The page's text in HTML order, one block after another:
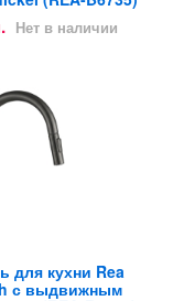
Нет в наличии
для кухни Rea
с выдвижным